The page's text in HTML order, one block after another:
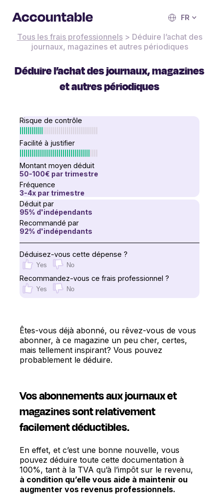
FR
Tous les frais professionnels > Déduire l’achat des
journaux, magazines et autres périodiques
Déduire l’achat des journaux, magazines
et autres périodiques
Risque de contrôle
Facilité à justifier
Montant moyen déduit
50-100€ par trimestre
Fréquence
3-4x par trimestre
Déduit par
95% d'indépendants
Recommandé par
92% d'indépendants
Déduisez-vous cette dépense ?
Yes No
Recommandez-vous ce frais professionnel ?
Yes No
Êtes-vous déjà abonné, ou rêvez-vous de vous
abonner, à ce magazine un peu cher, certes,
mais tellement inspirant? Vous pouvez
probablement le déduire.
Vos abonnements aux journaux et
magazines sont relativement
facilement déductibles.
En effet, et c’est une bonne nouvelle, vous
pouvez déduire toute cette documentation à
100%, tant à la TVA qu’à l’impôt sur le revenu,
à condition qu’elle vous aide à maintenir ou
augmenter vos revenus professionnels.